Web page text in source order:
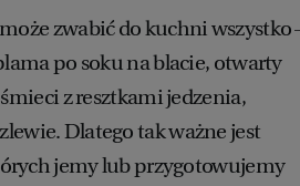
zwabić do kuchni wszystko
po soku na blacie, otwarty
z resztkami jedzenia,
Dlatego tak ważne jest
jemy lub przygotowujemy